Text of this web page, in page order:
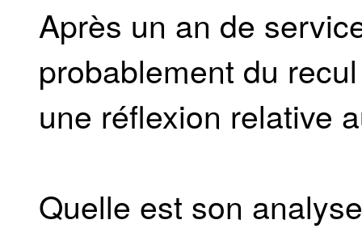
Après un an de
probablement du
une réflexion relative
Quelle est son